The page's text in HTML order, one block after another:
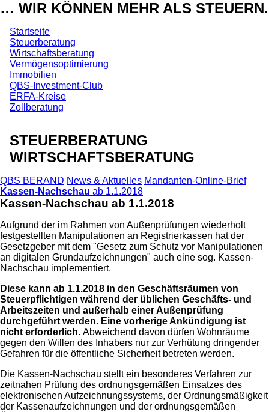
… WIR KÖNNEN MEHR ALS STEUERN.
Startseite
Steuerberatung
Wirtschaftsberatung
Vermögensoptimierung
Immobilien
QBS-Investment-Club
ERFA-Kreise
Zollberatung
STEUERBERATUNG
WIRTSCHAFTSBERATUNG
QBS BERAND News & Aktuelles Mandanten-Online-Brief
Kassen-Nachschau ab 1.1.2018
Kassen-Nachschau ab 1.1.2018
Aufgrund der im Rahmen von Außenprüfungen wiederholt
festgestellten Manipulationen an Registrierkassen hat der
Gesetzgeber mit dem "Gesetz zum Schutz vor Manipulationen
an digitalen Grundaufzeichnungen" auch eine sog. Kassen-
Nachschau implementiert.
Diese kann ab 1.1.2018 in den Geschäftsräumen von
Steuerpflichtigen während der üblichen Geschäfts- und
Arbeitszeiten und außerhalb einer Außenprüfung
durchgeführt werden. Eine vorherige Ankündigung ist
nicht erforderlich. Abweichend davon dürfen Wohnräume
gegen den Willen des Inhabers nur zur Verhütung dringender
Gefahren für die öffentliche Sicherheit betreten werden.
Die Kassen-Nachschau stellt ein besonderes Verfahren zur
zeitnahen Prüfung des ordnungsgemäßen Einsatzes des
elektronischen Aufzeichnungssystems, der Ordnungsmäßigkeit
der Kassenaufzeichnungen und der ordnungsgemäßen